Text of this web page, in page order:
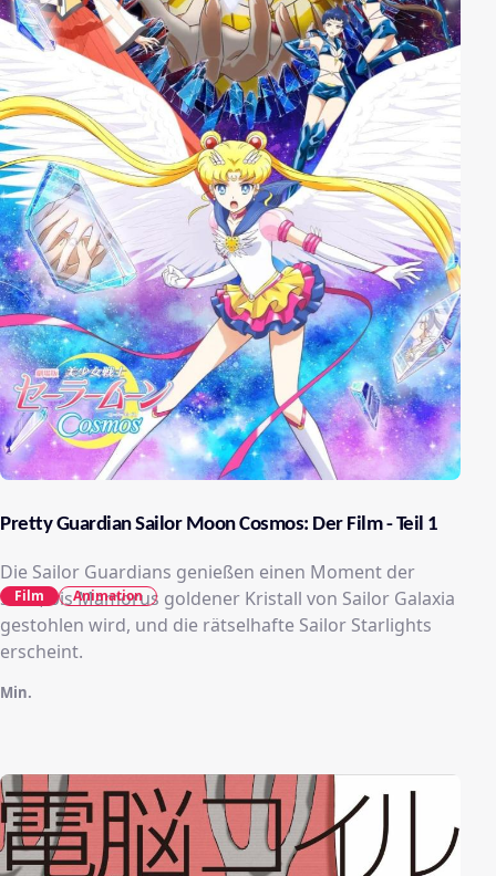
Pretty Guardian Sailor Moon Cosmos: Der Film - Teil 1
Die Sailor Guardians genießen einen Moment der
Stille, bis Mamorus goldener Kristall von Sailor Galaxia
gestohlen wird, und die rätselhafte Sailor Starlights
erscheint.
Min.
Film Animation